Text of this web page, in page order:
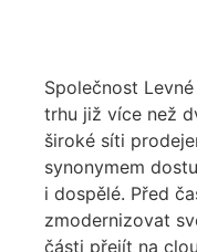
Společnost
trhu již více než
široké síti
synonymem
i dospělé. Před
zmodernizovat
části přejít na